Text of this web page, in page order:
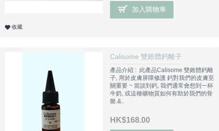
加入購物車
收藏
Calisome 雙錐體鈣離子
產品介紹 : 此產品Calisome 雙錐體鈣離
子, 用於皮膚屏障修護 鈣對我們的皮膚至
關重要 ~ 當談到鈣, 我們通常會想到一杯
牛奶, 或這種礦物質如何有助於我們的骨
骼.&..
HK$168.00